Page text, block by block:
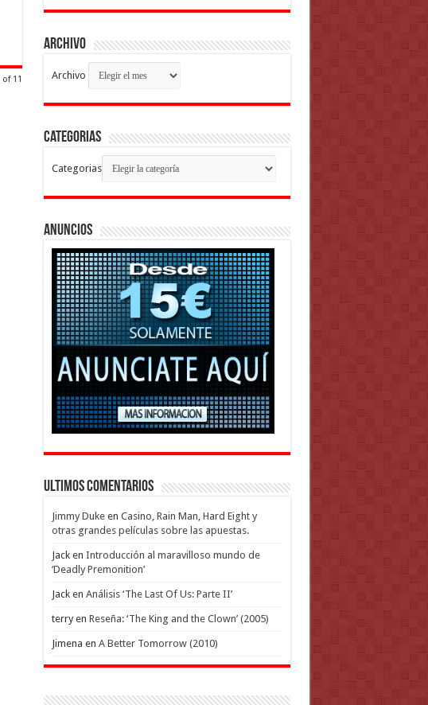
of 11
Archivo
Archivo
Categorias
Categorias
Anuncios
Ultimos Comentarios
Jimmy Dukeen Casino, Rain Man, Hard Eight y
otras grandes películas sobre las apuestas.
Jacken Introducción al maravilloso mundo de
‘Deadly Premonition’
Jacken Análisis ‘The Last Of Us: Parte II’
terryen Reseña: ‘The King and the Clown’ (2005)
Jimena en A Better Tomorrow (2010)